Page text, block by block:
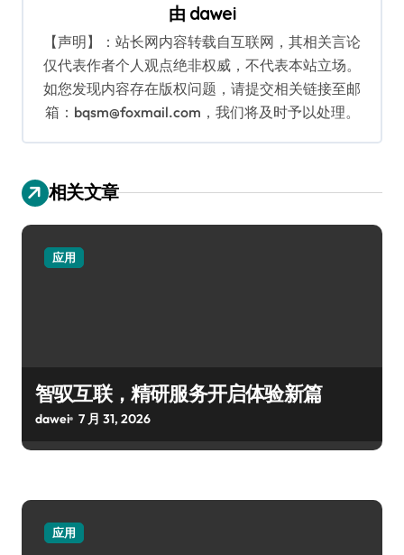
由 dawei
【声明】：站长网内容转载自互联网，其相关言论
仅代表作者个人观点绝非权威，不代表本站立场。
如您发现内容存在版权问题，请提交相关链接至邮
箱：bqsm@foxmail.com，我们将及时予以处理。
相关文章
应用
智驭互联，精研服务开启体验新篇
dawei 7 月 31, 2026
应用